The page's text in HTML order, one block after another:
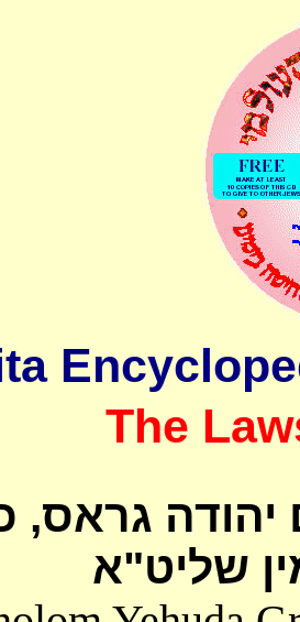
The
גראס,
שליט"א